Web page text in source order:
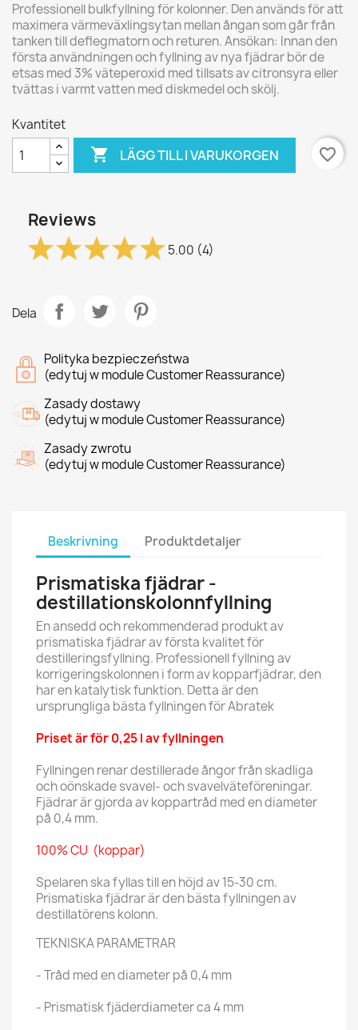
Professionell bulkfyllning för kolonner. Den används för att
maximera värmeväxlingsytan mellan ångan som går från
tanken till deflegmatorn och returen. Ansökan: Innan den
första användningen och fyllning av nya fjädrar bör de
etsas med 3% väteperoxid med tillsats av citronsyra eller
tvättas i varmt vatten med diskmedel och skölj.
Kvantitet
 LÄGG TILL I VARUKORGEN favorite_border
Reviews
5.00 (4)
Dela
Polityka bezpieczeństwa
(edytuj w module Customer Reassurance)
Zasady dostawy
(edytuj w module Customer Reassurance)
Zasady zwrotu
(edytuj w module Customer Reassurance)
Beskrivning Produktdetaljer
Prismatiska fjädrar -
destillationskolonnfyllning
En ansedd och rekommenderad produkt av
prismatiska fjädrar av första kvalitet för
destilleringsfyllning. Professionell fyllning av
korrigeringskolonnen i form av kopparfjädrar, den
har en katalytisk funktion. Detta är den
ursprungliga bästa fyllningen för Abratek
Priset är för 0,25 l av fyllningen
Fyllningen renar destillerade ångor från skadliga
och oönskade svavel- och svavelväteföreningar.
Fjädrar är gjorda av koppartråd med en diameter
på 0,4 mm.
100% CU (koppar)
Spelaren ska fyllas till en höjd av 15-30 cm.
Prismatiska fjädrar är den bästa fyllningen av
destillatörens kolonn.
TEKNISKA PARAMETRAR
- Tråd med en diameter på 0,4 mm
- Prismatisk fjäderdiameter ca 4 mm